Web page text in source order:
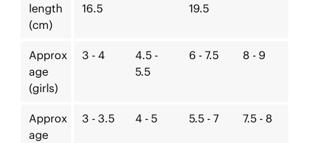
length
(cm)
16.5
19.5
Approx
age
(girls)
3 - 4
4.5 -
5.5
6 - 7.5 8 - 9
Approx
age
3 - 3.5 4 - 5 5.5 - 7 7.5 - 8